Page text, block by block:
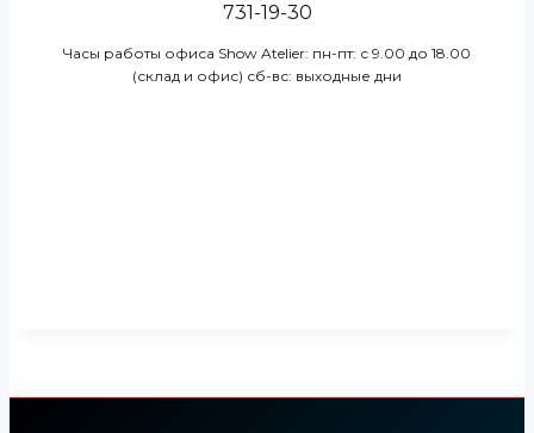
731-19-30
Часы работы офиса Show Atelier: пн-пт: с 9.00 до 18.00
(склад и офис) сб-вс: выходные дни